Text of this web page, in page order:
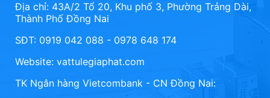
Địa chỉ: 43A/2 Tổ 20, Khu phố 3, Phường Trảng Dài,
Thành Phố Đồng Nai
SĐT: 0919 042 088 - 0978 648 174
Website: vattulegiaphat.com
TK Ngân hàng Vietcombank - CN Đồng Nai: